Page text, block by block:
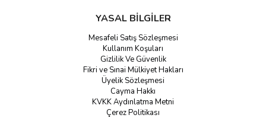
YASAL BİLGİLER
Mesafeli Satış Sözleşmesi
Kullanım Koşuları
Gizlilik Ve Güvenlik
Fikri ve Sınai Mülkiyet Hakları
Üyelik Sözleşmesi
Cayma Hakkı
KVKK Aydınlatma Metni
Çerez Politikası